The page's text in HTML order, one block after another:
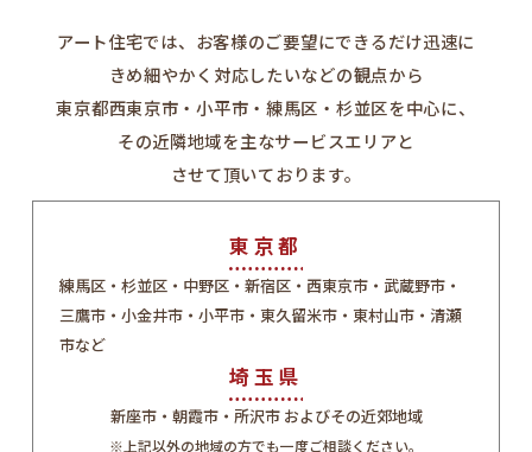
アート住宅では、お客様のご要望にできるだけ迅速に
きめ細やかく対応したいなどの観点から
東京都西東京市・小平市・練馬区・杉並区を中心に、
その近隣地域を主なサービスエリアと
させて頂いております。
東京都
練馬区・杉並区・中野区・新宿区・西東京市・武蔵野市・
三鷹市・小金井市・小平市・東久留米市・東村山市・清瀬
市など
埼玉県
新座市・朝霞市・所沢市 およびその近郊地域
※上記以外の地域の方でも一度ご相談ください。